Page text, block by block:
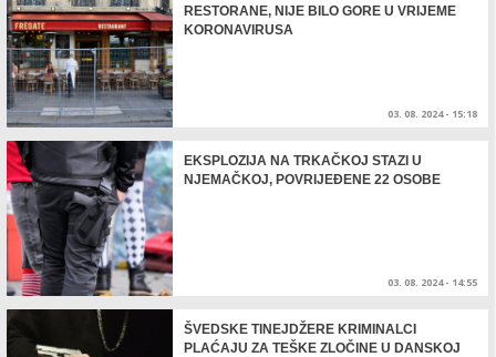
RESTORANE, NIJE BILO GORE U VRIJEME
KORONAVIRUSA
03. 08. 2024 - 15:18
EKSPLOZIJA NA TRKAČKOJ STAZI U
NJEMAČKOJ, POVRIJEĐENE 22 OSOBE
03. 08. 2024 - 14:55
ŠVEDSKE TINEJDŽERE KRIMINALCI
PLAĆAJU ZA TEŠKE ZLOČINE U DANSKOJ